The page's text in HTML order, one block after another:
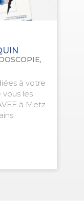
à votre
les
à Metz